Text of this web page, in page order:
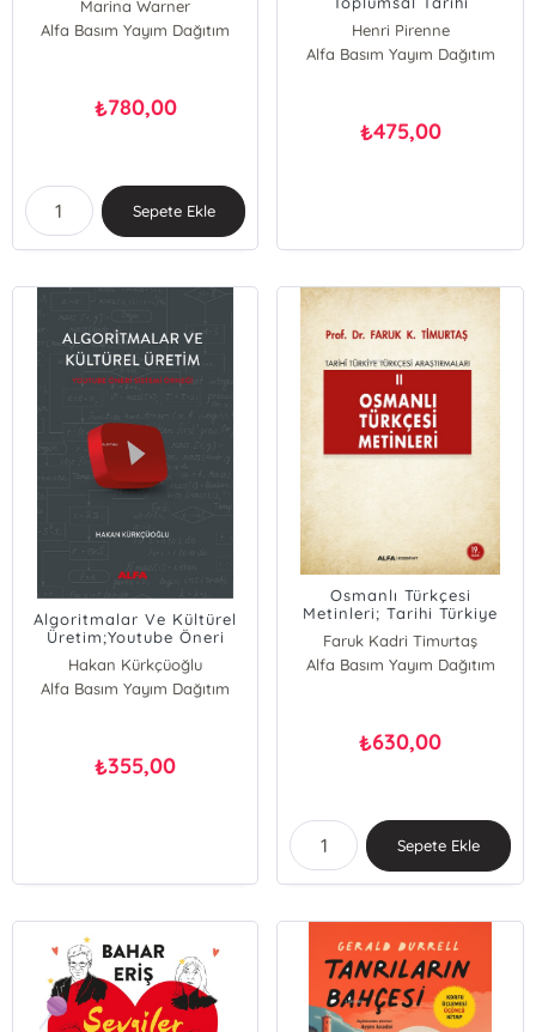
Marina Warner
Alfa Basım Yayım Dağıtım
₺780,00
Sepete Ekle
Henri Pirenne
Alfa Basım Yayım Dağıtım
₺475,00
Algoritmalar Ve Kültürel
Üretim;Youtube Öneri
Sistemi Örneği
Hakan Kürkçüoğlu
Alfa Basım Yayım Dağıtım
₺355,00
Osmanlı Türkçesi
Metinleri; Tarihi Türkiye
Türkçesi Araştırmaları 2
Faruk Kadri Timurtaş
Alfa Basım Yayım Dağıtım
₺630,00
Sepete Ekle